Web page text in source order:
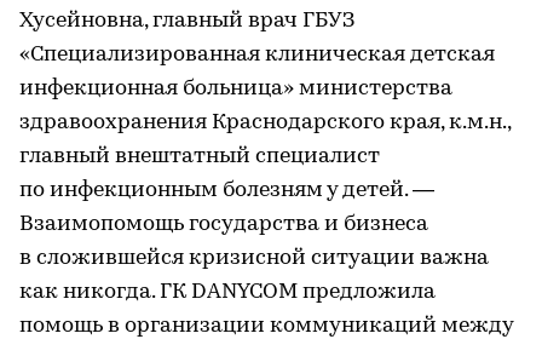
Хусейновна, главный врач ГБУЗ
«Специализированная клиническая детская
инфекционная больница» министерства
здравоохранения Краснодарского края, к.м.н.,
главный внештатный специалист
по инфекционным болезням у детей. —
Взаимопомощь государства и бизнеса
в сложившейся кризисной ситуации важна
как никогда. ГК DANYCOM предложила
помощь в организации коммуникаций между